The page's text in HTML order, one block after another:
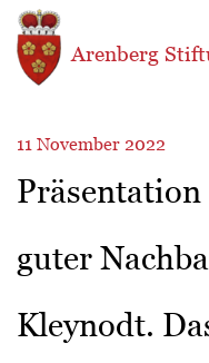
Direkt zum Inhalt
Arenberg
11 November 2022
Präsentation
guter
Kleynodt.